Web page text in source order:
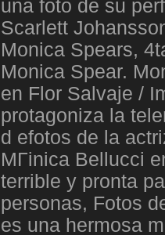
una foto de su
Scarlett
Monica Spears,
Monica Spear.
en Flor Salvaje /
protagoniza la
d efotos de la
MГіnica Bellucci
terrible y pronta
personas, Fotos
es una hermosa